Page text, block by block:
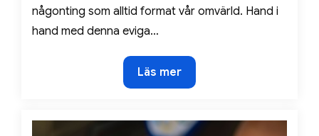
någonting som alltid format vår omvärld. Hand i
hand med denna eviga…
Den
bakåtsträvande
Läs mer